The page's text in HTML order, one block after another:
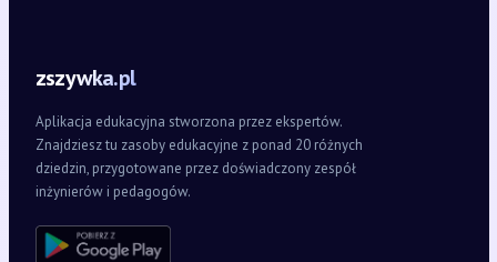
zszywka.pl
Aplikacja edukacyjna stworzona przez ekspertów.
Znajdziesz tu zasoby edukacyjne z ponad 20 różnych
dziedzin, przygotowane przez doświadczony zespół
inżynierów i pedagogów.